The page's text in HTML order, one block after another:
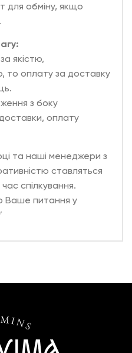
для обміну, якщо
якістю,
то оплату за доставку
з боку
оплату
та наші менеджери з
ставляться
спілкування.
Ваше питання у